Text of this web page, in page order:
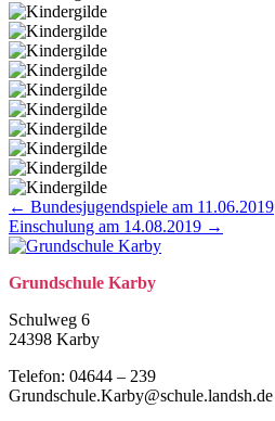
Posts
navigation
← Bundesjugendspiele am 11.06.2019
Einschulung am 14.08.2019 →
Grund­schule Karby
Schulweg 6
24398 Karby
Telefon: 04644 – 239
Grundschule.Karby@schule.landsh.de